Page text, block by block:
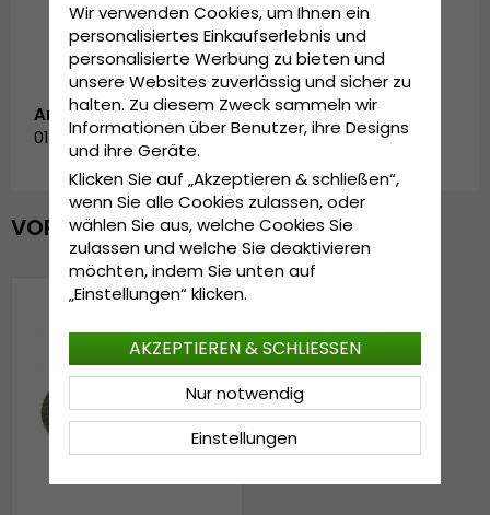
Artikelnummer:
014-013815.black/white-1
VOR KURZEM ANGESEHEN
Wir verwenden Cookies, um Ihnen ein
personalisiertes Einkaufserlebnis und
personalisierte Werbung zu bieten und
unsere Websites zuverlässig und sicher zu
halten. Zu diesem Zweck sammeln wir
Informationen über Benutzer, ihre Designs
und ihre Geräte.
Klicken Sie auf „Akzeptieren & schließen“,
wenn Sie alle Cookies zulassen, oder
wählen Sie aus, welche Cookies Sie
zulassen und welche Sie deaktivieren
möchten, indem Sie unten auf
„Einstellungen“ klicken.
Einstellungen
Nur notwendig
AKZEPTIEREN & SCHLIESSEN